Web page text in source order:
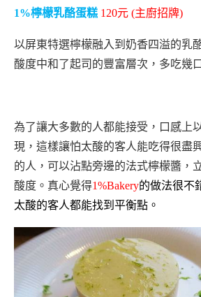
1%檸檬乳酪蛋糕 120元 (主廚招牌)
以屏東特選檸檬融入到奶香四溢的乳
酸度中和了起司的豐富層次，多吃幾
為了讓大多數的人都能接受，口感上
現，這樣讓怕太酸的客人能吃得很盡
的人，可以沾點旁邊的法式檸檬醬，
酸度。真心覺得1%Bakery的做法很不
太酸的客人都能找到平衡點。